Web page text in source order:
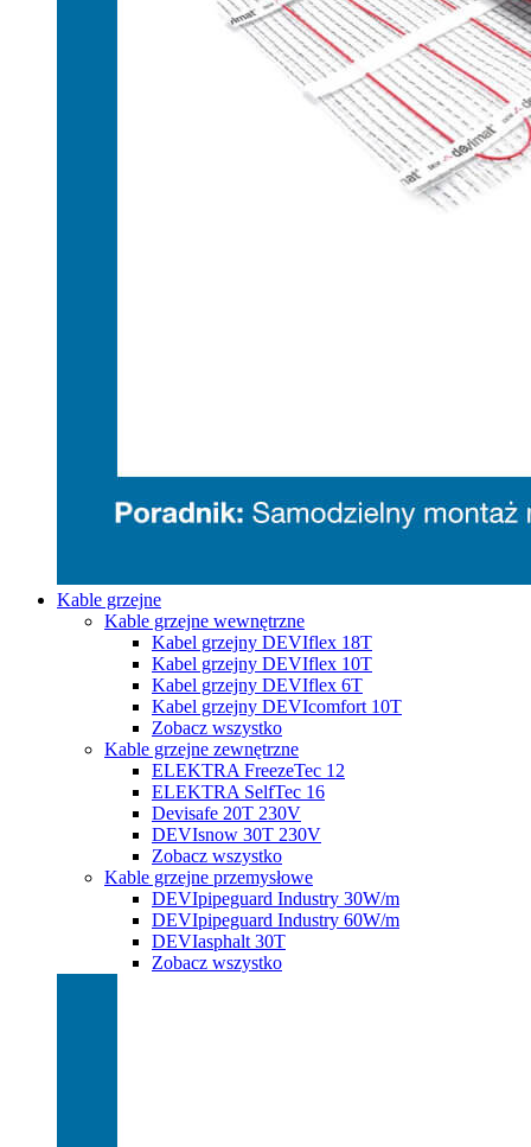
Kable grzejne
Kable grzejne wewnętrzne
Kabel grzejny DEVIflex 18T
Kabel grzejny DEVIflex 10T
Kabel grzejny DEVIflex 6T
Kabel grzejny DEVIcomfort 10T
Zobacz wszystko
Kable grzejne zewnętrzne
ELEKTRA FreezeTec 12
ELEKTRA SelfTec 16
Devisafe 20T 230V
DEVIsnow 30T 230V
Zobacz wszystko
Kable grzejne przemysłowe
DEVIpipeguard Industry 30W/m
DEVIpipeguard Industry 60W/m
DEVIasphalt 30T
Zobacz wszystko